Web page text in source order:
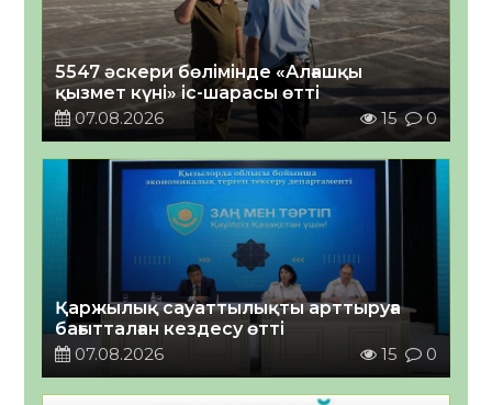
5547 әскери бөлімінде «Алғашқы
қызмет күні» іс-шарасы өтті
07.08.2026
15 0
Қаржылық сауаттылықты арттыруға
бағытталған кездесу өтті
07.08.2026
15 0